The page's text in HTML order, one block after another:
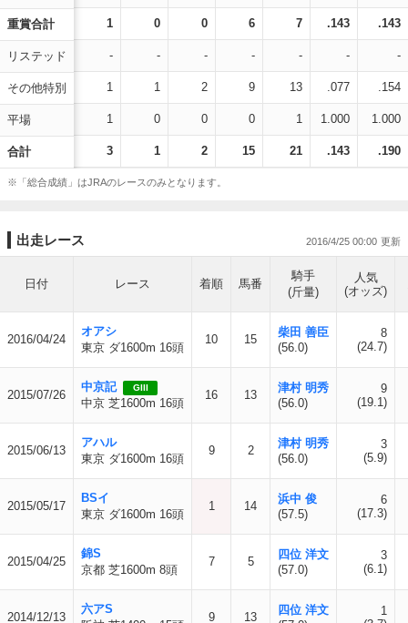
重賞合計
リステッド
その他特別
平場
合計
1 0 0 6 7 .143 .143
- - - - - - -
1 1 2 9 13 .077 .154
1 0 0 0 1 1.000 1.000
3 1 2 15 21 .143 .190
※「総合成績」はJRAのレースのみとなります。
出走レース 2016/4/25 00:00
日付 レース 着順 馬番
騎手
(斤量)
人気
(オッズ)
2016/04/24
オアシ
東京 ダ1600m 16頭
10 15
柴田 善臣
(56.0)
8
(24.7)
2015/07/26
中京記 GIII
中京 芝1600m 16頭
16 13
津村 明秀
(56.0)
9
(19.1)
2015/06/13
アハル
東京 ダ1600m 16頭
9 2
津村 明秀
(56.0)
3
(5.9)
2015/05/17
BSイ
東京 ダ1600m 16頭
1 14
浜中 俊
(57.5)
6
(17.3)
2015/04/25
錦S
京都 芝1600m 8頭
7 5
四位 洋文
(57.0)
3
(6.1)
2014/12/13
六アS
9 13
四位 洋文
1